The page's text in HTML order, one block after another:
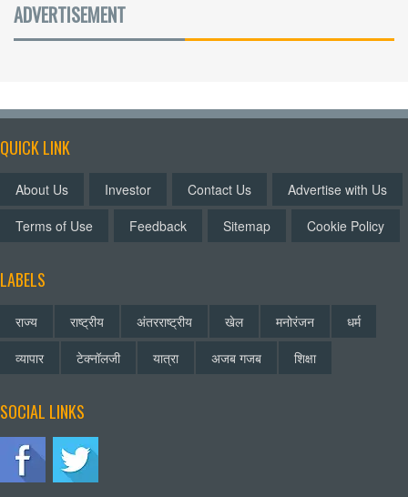
ADVERTISEMENT
QUICK LINK
About Us Investor Contact Us
Advertise with Us
Terms of Use
Feedback Sitemap Cookie Policy
LABELS
राज्य राष्ट्रीय अंतरराष्ट्रीय खेल मनोरंजन
धर्म
व्यापार
टेक्नॉलजी यात्रा अजब गजब शिक्षा
SOCIAL LINKS